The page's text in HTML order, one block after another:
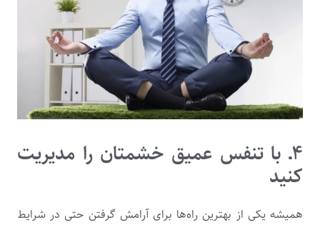
۴ـ با تنفس عمیق خشمتان را مدیریت
کنید
همیشه یکی از بهترین راه‌ها برای آرامش گرفتن حتی در شرایط